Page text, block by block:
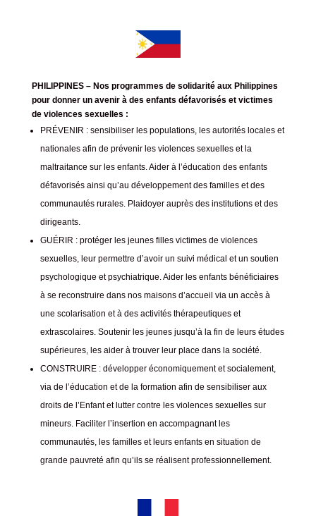
PHILIPPINES – Nos programmes de solidarité aux Philippines
pour donner un avenir à des enfants défavorisés et victimes
de violences sexuelles :
PRÉVENIR : sensibiliser les populations, les autorités locales et
nationales afin de prévenir les violences sexuelles et la
maltraitance sur les enfants. Aider à l’éducation des enfants
défavorisés ainsi qu’au développement des familles et des
communautés rurales. Plaidoyer auprès des institutions et des
dirigeants.
GUÉRIR : protéger les jeunes filles victimes de violences
sexuelles, leur permettre d’avoir un suivi médical et un soutien
psychologique et psychiatrique. Aider les enfants bénéficiaires
à se reconstruire dans nos maisons d’accueil via un accès à
une scolarisation et à des activités thérapeutiques et
extrascolaires. Soutenir les jeunes jusqu’à la fin de leurs études
supérieures, les aider à trouver leur place dans la société.
CONSTRUIRE : développer économiquement et socialement,
via de l’éducation et de la formation afin de sensibiliser aux
droits de l’Enfant et lutter contre les violences sexuelles sur
mineurs. Faciliter l’insertion en accompagnant les
communautés, les familles et leurs enfants en situation de
grande pauvreté afin qu’ils se réalisent professionnellement.